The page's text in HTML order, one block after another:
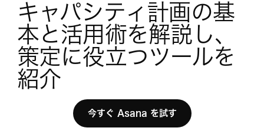
キャパシティ計画の基
本と活用術を解説し、
策定に役立つツールを
紹介
今すぐ Asana を試す